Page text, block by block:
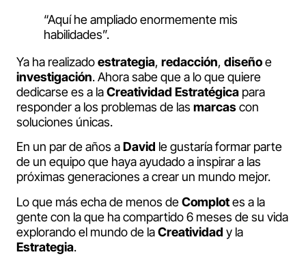
“Aquí he ampliado enormemente mis
habilidades”.
Ya ha realizadoestrategia, redacción, diseñoe
investigación. Ahora sabe que a lo que quiere
dedicarse es a laCreatividad Estratégica para
responder a los problemas de las marcascon
soluciones únicas.
En un par de años aDavid le gustaría formar parte
de un equipo que haya ayudado a inspirar a las
próximas generaciones a crear un mundo mejor.
Lo que más echa de menos deComplotes a la
gente con la que ha compartido 6 meses de su vida
explorando el mundo de laCreatividad y la
Estrategia.